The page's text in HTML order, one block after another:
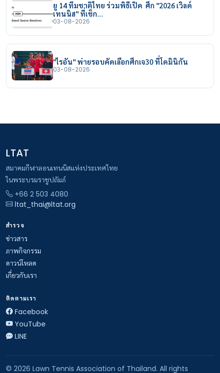
ยู 14 ทีมชาติไทย ร่วมพิธีเปิด ศึก "2026 เวิลด์
เทนนิส" ที่เช็ก…
03-08-2026
"ไรอัน" พ่ายรอบคัดเลือกศึกเจ30 ที่โดมินิกัน
03-08-2026
LTAT
สมาคมกีฬาลอนเทนนิสแห่งประเทศไทย
ในพระบรมราชูปถัมภ์
+66 2 503 4080
ltat_thai@ltat.org
สำรวจ
ข่าวสาร
ภาพกิจกรรม
ดาวน์โหลด
เกี่ยวกับเรา
ติดตามเรา
Facebook
YouTube
LINE
© 2026 Lawn Tennis Association of Thailand. All rights